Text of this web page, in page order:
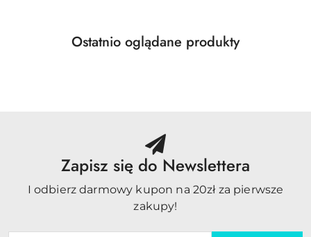
Pomiń karuzelę produktów
Produkty
Ostatnio oglądane produkty
Zapisz się do Newslettera
I odbierz darmowy kupon na 20zł za pierwsze
zakupy!